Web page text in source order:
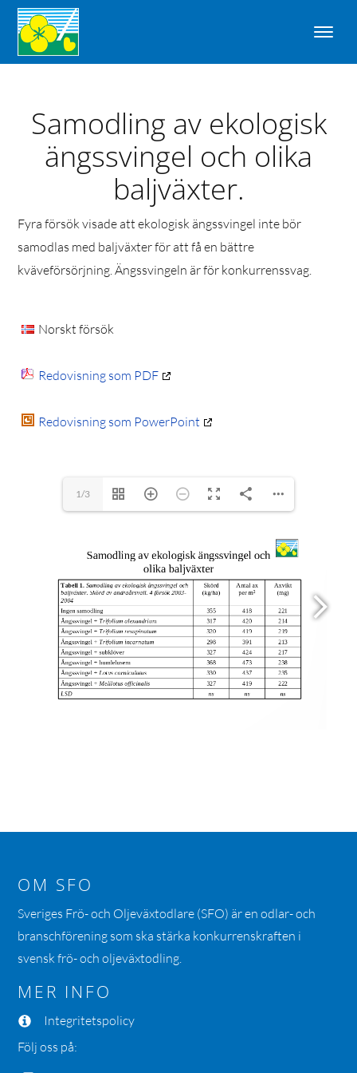
Samodling av ekologisk
ängssvingel och olika
baljväxter.
Fyra försök visade att ekologisk ängssvingel inte bör
samodlas med baljväxter för att få en bättre
kväveförsörjning. Ängssvingeln är för konkurrenssvag.
Norskt försök
Redovisning som PDF
Redovisning som PowerPoint
1/3
OM SFO
Sveriges Frö- och Oljeväxtodlare (SFO) är en odlar- och
branschförening som ska stärka konkurrenskraften i
svensk frö- och oljeväxtodling.
MER INFO
Integritetspolicy
Följ oss på: